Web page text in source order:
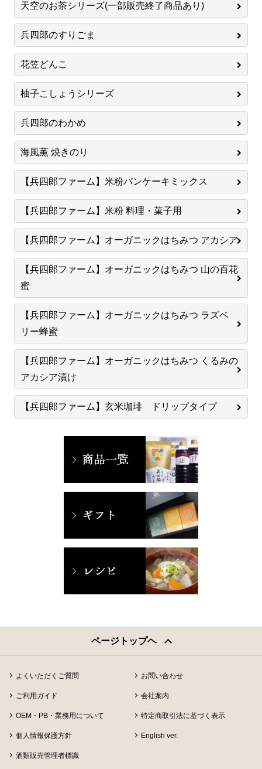
天空のお茶シリーズ(一部販売終了商品あり)
兵四郎のすりごま
花笠どんこ
柚子こしょうシリーズ
兵四郎のわかめ
海風薫 焼きのり
【兵四郎ファーム】米粉パンケーキミックス
【兵四郎ファーム】米粉 料理・菓子用
【兵四郎ファーム】オーガニックはちみつ アカシア
【兵四郎ファーム】オーガニックはちみつ 山の百花
蜜
【兵四郎ファーム】オーガニックはちみつ ラズベ
リー蜂蜜
【兵四郎ファーム】オーガニックはちみつ くるみの
アカシア漬け
【兵四郎ファーム】玄米珈琲 ドリップタイプ
ページトップヘ
よくいただくご質問 お問い合わせ
ご利用ガイド 会社案内
OEM・PB・業務用について 特定商取引法に基づく表示
個人情報保護方針 English ver.
酒類販売管理者標識